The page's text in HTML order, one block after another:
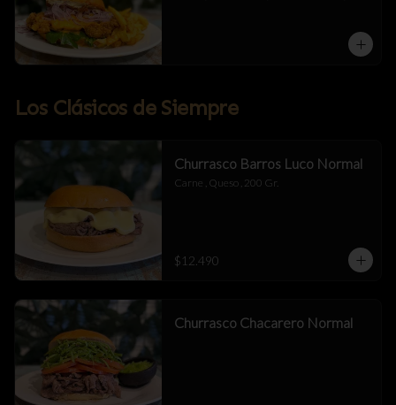
Los Clásicos de Siempre
Churrasco Barros Luco Normal
Carne , Queso , 200 Gr.
$12.490
Churrasco Chacarero Normal